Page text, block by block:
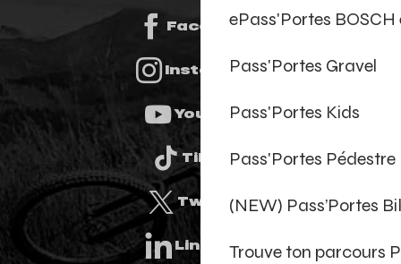
ePass'Portes
Pass'Portes Gravel
Pass'Portes Kids
Pass'Portes Pédestre
(NEW) Pass’Portes
Trouve ton parcours
Facebook
Instagram
Youtube
Tiktok
Twitter
Linkedin